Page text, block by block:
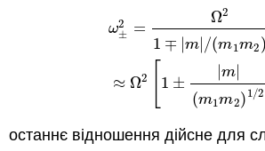
ω2
± =
Ω2
1 ∓ |m /(m1m2)
≈ Ω2 1 ±
m|
(m1m2)1/2
2 m2)
останнє відношення дійсне для